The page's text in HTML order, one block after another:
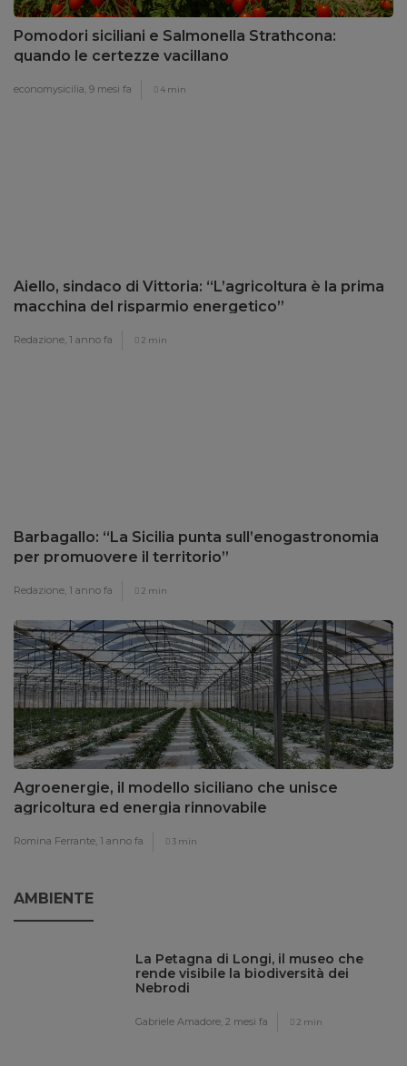
Pomodori siciliani e Salmonella Strathcona:
quando le certezze vacillano
economysicilia, 9 mesi fa 4 min
Aiello, sindaco di Vittoria: “L’agricoltura è la prima
macchina del risparmio energetico”
Redazione, 1 anno fa 2 min
Barbagallo: “La Sicilia punta sull’enogastronomia
per promuovere il territorio”
Redazione, 1 anno fa 2 min
Agroenergie, il modello siciliano che unisce
agricoltura ed energia rinnovabile
Romina Ferrante, 1 anno fa 3 min
AMBIENTE
La Petagna di Longi, il museo che
rende visibile la biodiversità dei
Nebrodi
Gabriele Amadore,2 mesi fa 2 min